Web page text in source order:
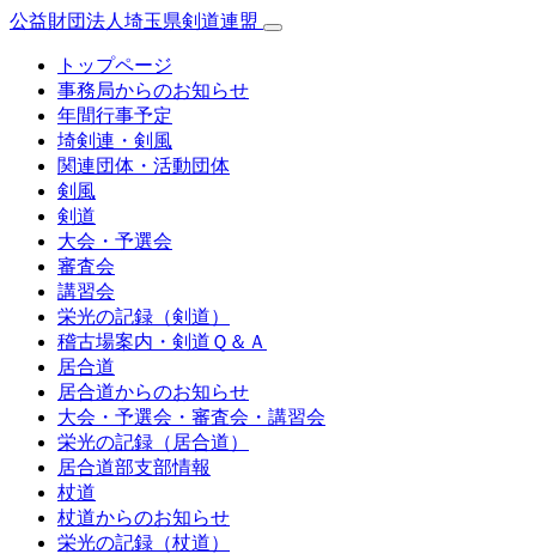
公益財団法人埼玉県剣道連盟
トップページ
事務局からのお知らせ
年間行事予定
埼剣連・剣風
関連団体・活動団体
剣風
剣道
大会・予選会
審査会
講習会
栄光の記録（剣道）
稽古場案内・剣道Ｑ＆Ａ
居合道
居合道からのお知らせ
大会・予選会・審査会・講習会
栄光の記録（居合道）
居合道部支部情報
杖道
杖道からのお知らせ
栄光の記録（杖道）